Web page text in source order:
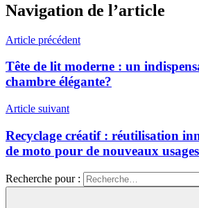
Navigation de l’article
Article précédent
Tête de lit moderne : un
chambre élégante?
Article suivant
Recyclage créatif : réutilisation
de moto pour de nouveaux usages
Recherche pour :